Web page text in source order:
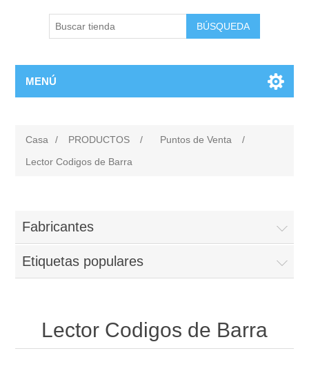
BÚSQUEDA
MENÚ
Casa / PRODUCTOS / Puntos de Venta
/
Lector Codigos de Barra
Fabricantes
Etiquetas populares
Lector Codigos de Barra